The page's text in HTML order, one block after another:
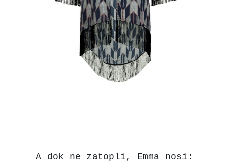
A dok ne zatopli, Emma nosi: